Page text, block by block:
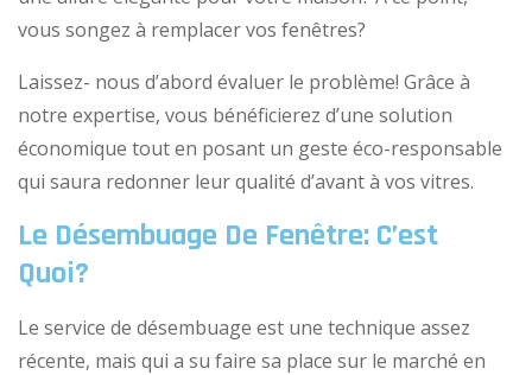
vous songez à remplacer vos fenêtres?
Laissez- nous d’abord évaluer le problème! Grâce à
notre expertise, vous bénéficierez d’une solution
économique tout en posant un geste éco-responsable
qui saura redonner leur qualité d’avant à vos vitres.
Le Désembuage De Fenêtre: C’est
Quoi?
Le service de désembuage est une technique assez
récente, mais qui a su faire sa place sur le marché en